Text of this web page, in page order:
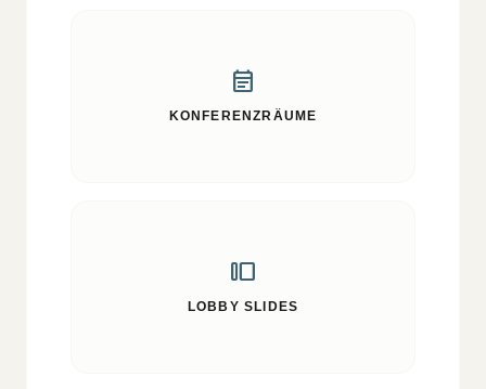
event_note
KONFERENZRÄUME
transition_slide
LOBBY SLIDES